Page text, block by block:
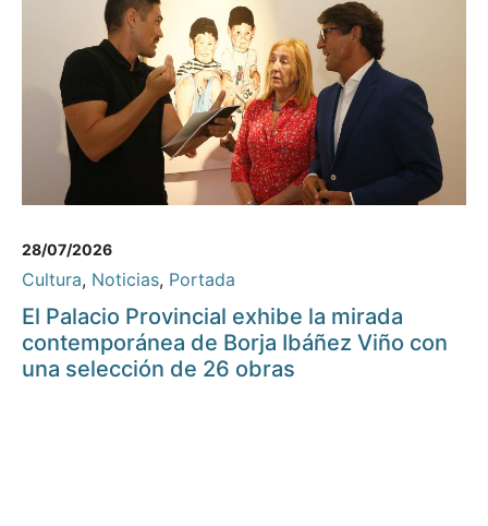
28/07/2026
Cultura, Noticias, Portada
El Palacio Provincial exhibe la mirada
contemporánea de Borja Ibáñez Viño con
una selección de 26 obras